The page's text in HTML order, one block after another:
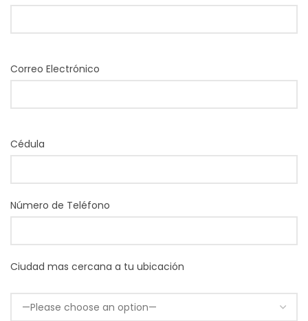
Correo Electrónico
Cédula
Número de Teléfono
Ciudad mas cercana a tu ubicación